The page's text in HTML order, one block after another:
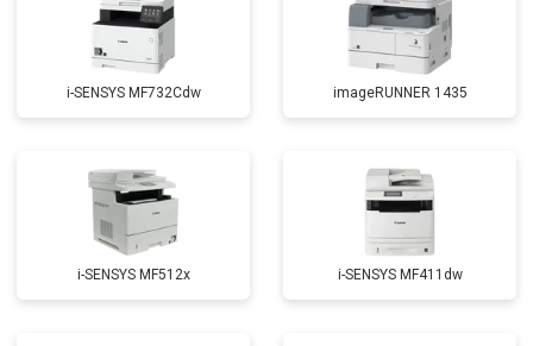
i-SENSYS MF732Cdw imageRUNNER 1435
i-SENSYS MF512x i-SENSYS MF411dw